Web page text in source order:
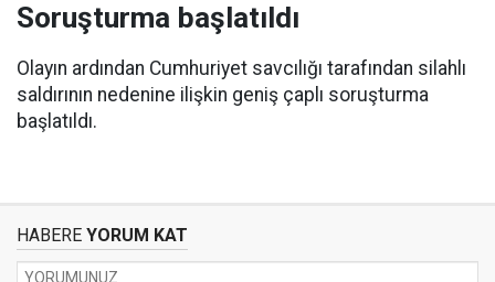
Soruşturma başlatıldı
Olayın ardından Cumhuriyet savcılığı tarafından silahlı
saldırının nedenine ilişkin geniş çaplı soruşturma
başlatıldı.
HABERE YORUM KAT